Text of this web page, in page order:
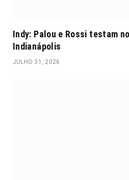
Indy: Palou e Rossi testam
Indianápolis
JULHO 31, 2026